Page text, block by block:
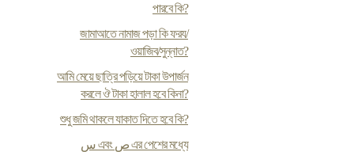
পারবে কি?
জামাআতে নামাজ পড়া কি ফরয/
ওয়াজিব/সুন্নাত?
আমি মেয়ে ছাত্রি পড়িয়ে টাকা উপার্জন
করলে ঔ টাকা হালাল হবে কিনা?
শুধু জমি থাকলে যাকাত দিতে হবে কি?
س এবং ص এর পেশের মধ্যে